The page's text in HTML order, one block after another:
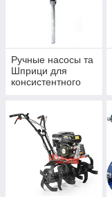
Ручные насосы та
Шприци для
консистентного